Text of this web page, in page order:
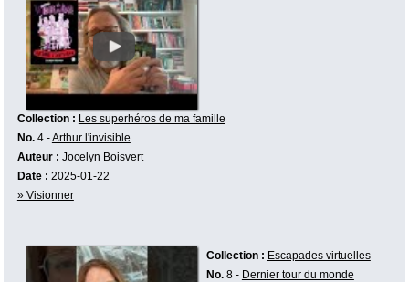
Collection : Les superhéros de ma famille
No.4 -Arthur l'invisible
Auteur : Jocelyn Boisvert
Date : 2025-01-22
» Visionner
Collection : Escapades virtuelles
No.8 - Dernier tour du monde